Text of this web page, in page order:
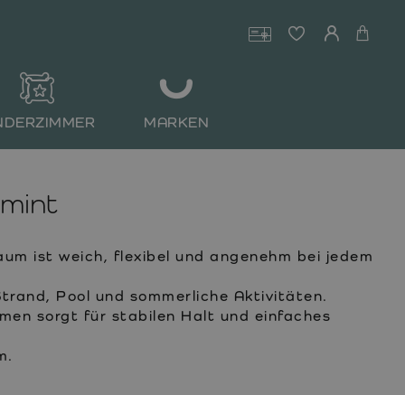
MARKEN
ist weich, flexibel und angenehm bei jedem
Pool und sommerliche Aktivitäten.
sorgt für stabilen Halt und einfaches